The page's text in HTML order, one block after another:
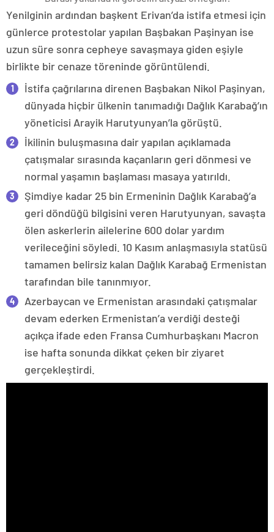
Yenilginin ardından başkent Erivan’da istifa etmesi için
günlerce protestolar yapılan Başbakan Paşinyan ise
uzun süre sonra cepheye savaşmaya giden eşiyle
birlikte bir cenaze töreninde görüntülendi.
İstifa çağrılarına direnen Başbakan Nikol Paşinyan,
dünyada hiçbir ülkenin tanımadığı Dağlık Karabağ’ın
yöneticisi Arayik Harutyunyan’la görüştü.
İkilinin buluşmasına dair yapılan açıklamada
çatışmalar sırasında kaçanların geri dönmesi ve
normal yaşamın başlaması masaya yatırıldı.
Şimdiye kadar 25 bin Ermeninin Dağlık Karabağ’a
geri döndüğü bilgisini veren Harutyunyan, savaşta
ölen askerlerin ailelerine 600 dolar yardım
verileceğini söyledi. 10 Kasım anlaşmasıyla statüsü
tamamen belirsiz kalan Dağlık Karabağ Ermenistan
tarafından bile tanınmıyor.
Azerbaycan ve Ermenistan arasındaki çatışmalar
devam ederken Ermenistan’a verdiği desteği
açıkça ifade eden Fransa Cumhurbaşkanı Macron
ise hafta sonunda dikkat çeken bir ziyaret
gerçekleştirdi.